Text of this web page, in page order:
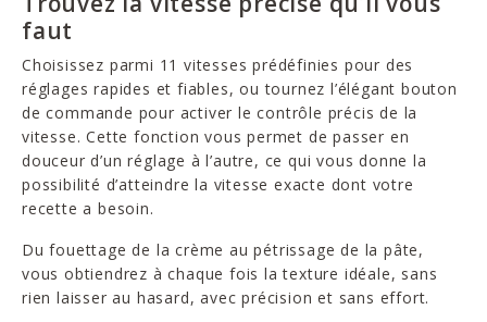
faut
Choisissez parmi 11 vitesses prédéfinies pour des
réglages rapides et fiables, ou tournez l’élégant bouton
de commande pour activer le contrôle précis de la
vitesse. Cette fonction vous permet de passer en
douceur d’un réglage à l’autre, ce qui vous donne la
possibilité d’atteindre la vitesse exacte dont votre
recette a besoin.
Du fouettage de la crème au pétrissage de la pâte,
vous obtiendrez à chaque fois la texture idéale, sans
rien laisser au hasard, avec précision et sans effort.